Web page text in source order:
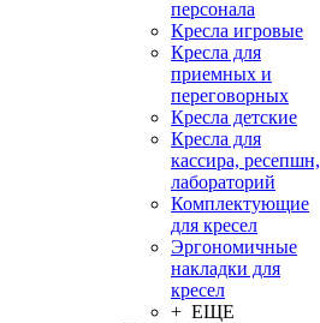
персонала
Кресла игровые
Кресла для
приемных и
переговорных
Кресла детские
Кресла для
кассира, ресепшн,
лабораторий
Комплектующие
для кресел
Эргономичные
накладки для
кресел
+ ЕЩЕ